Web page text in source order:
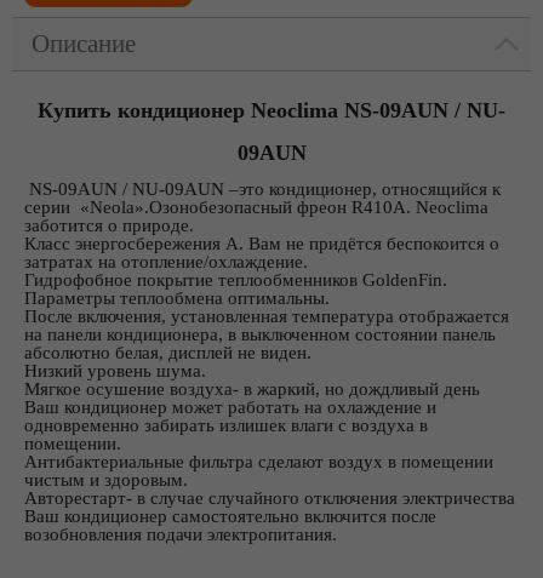
Описание
Купить кондиционер Neoclima NS-09AUN / NU-
09AUN
NS-09AUN / NU-09AUN –это кондиционер, относящийся к
серии «Neola».Озонобезопасный фреон R410A. Neoclima
заботится о природе.
Класс энергосбережения А. Вам не придётся беспокоится о
затратах на отопление/охлаждение.
Гидрофобное покрытие теплообменников GoldenFin.
Параметры теплообмена оптимальны.
После включения, установленная температура отображается
на панели кондиционера, в выключенном состоянии панель
абсолютно белая, дисплей не виден.
Низкий уровень шума.
Мягкое осушение воздуха- в жаркий, но дождливый день
Ваш кондиционер может работать на охлаждение и
одновременно забирать излишек влаги с воздуха в
помещении.
Антибактериальные фильтра сделают воздух в помещении
чистым и здоровым.
Авторестарт- в случае случайного отключения электричества
Ваш кондиционер самостоятельно включится после
возобновления подачи электропитания.